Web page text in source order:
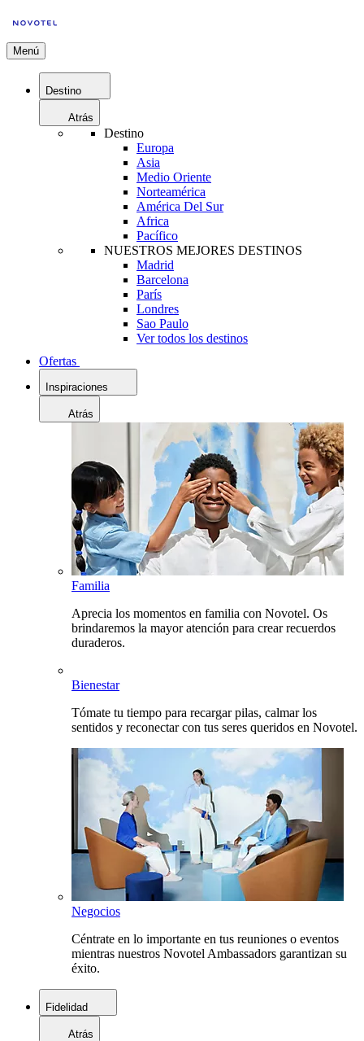
Menú
Destino
Atrás
Destino
Europa
Asia
Medio Oriente
Norteamérica
América Del Sur
Africa
Pacífico
NUESTROS MEJORES DESTINOS
Madrid
Barcelona
París
Londres
Sao Paulo
Ver todos los destinos
Ofertas
Inspiraciones
Atrás
Familia
Aprecia los momentos en familia con Novotel. Os
brindaremos la mayor atención para crear recuerdos
duraderos.
Bienestar
Tómate tu tiempo para recargar pilas, calmar los
sentidos y reconectar con tus seres queridos en Novotel.
Negocios
Céntrate en lo importante en tus reuniones o eventos
mientras nuestros Novotel Ambassadors garantizan su
éxito.
Fidelidad
Atrás